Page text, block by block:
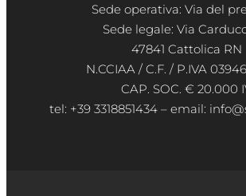
Sede operativa: Via del
Sede legale: Via
47841 Cattolica RN
N.CCIAA / C.F. / P.IVA
CAP. SOC. € 20.000
tel: +39 3318851434 – email: